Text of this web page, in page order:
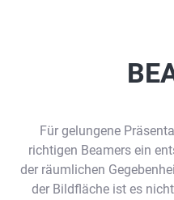
Für gelungene
richtigen Beamers ein
der räumlichen
der Bildfläche ist es